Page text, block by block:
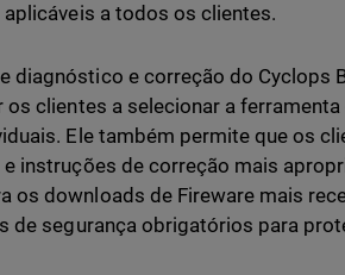
a todos os clientes.
diagnóstico e correção do Cyclops
clientes a selecionar a
Ele também permite que os
instruções de correção mais
os downloads de Fireware mais
de segurança obrigatórios para